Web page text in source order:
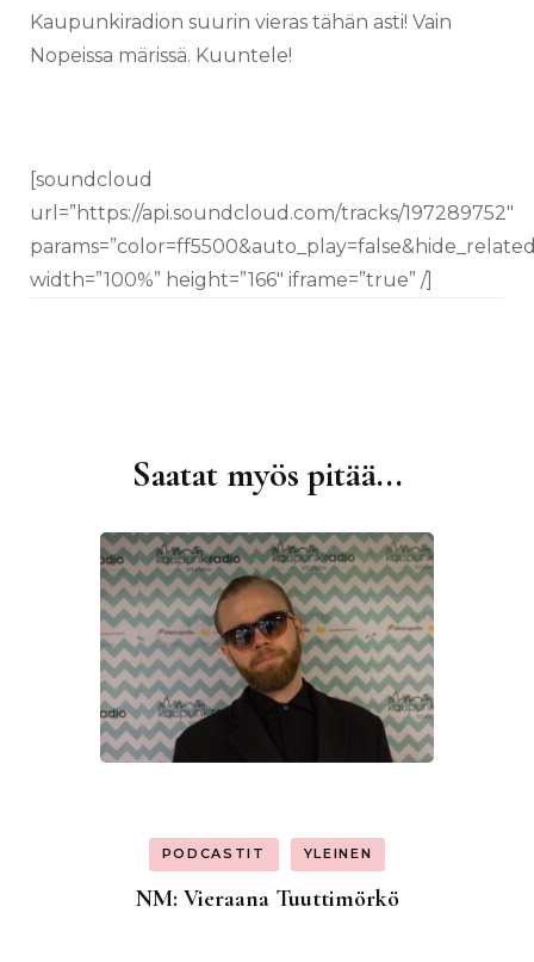
Kaupunkiradion suurin vieras tähän asti! Vain
Nopeissa märissä. Kuuntele!
[soundcloud
url=”https://api.soundcloud.com/tracks/197289752″
width=”100%” height=”166″ iframe=”true” /]
Saatat myös pitää...
PODCASTIT YLEINEN
NM: Vieraana Tuuttimörkö